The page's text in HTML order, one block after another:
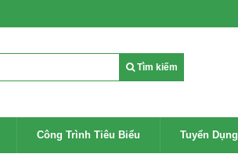
Tìm kiếm
Công Trình Tiêu Biểu Tuyển Dụng